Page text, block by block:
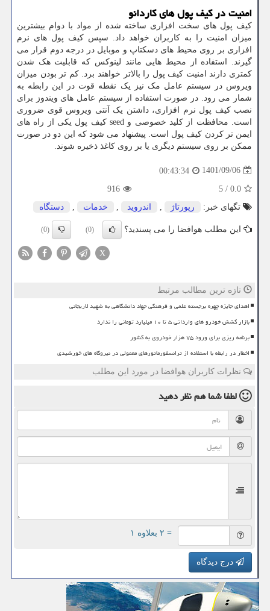
امنیت در کیف پول های کاردانو
کیف پول های سخت افزاری ساخته شده از مواد با دوام بیشترین
میزان امنیت را به کاربران خواهد داد. سپس کیف پول های نرم
افزاری بر روی محیط های دسکتاپ و موبایل در درجه دوم قرار می
گیرند. استفاده از محیط هایی مانند لینوکس که قابلیت هک شدن
کمتری دارند امنیت کیف پول را بالاتر خواهند برد. کم تر بودن میزان
ویروس در سیستم عامل مک نیز یک نقطه قوت در این رابطه به
شمار می رود. در صورت استفاده از سیستم عامل های ویندوز برای
نصب کیف پول نرم افزاری، داشتن یک آنتی ویروس قوی ضروری
است. محافظت از کلید خصوصی و seed کیف پول یکی از راه های
ایمن تر کردن کیف پول است. پیشنهاد می شود که این دو در صورت
ممکن بر روی سیستم دیگری یا بر روی کاغذ ذخیره شوند.
1401/09/06
00:43:34
0.0
/
5
916
تگهای خبر:
رپورتاژ , اندروید , خدمات , دستگاه
این مطلب هوافضا را می پسندید؟ (0)
(0)
X
تازه ترین مطالب مرتبط
اهدای جایزه چهره برجسته علمی و فرهنگی جهاد دانشگاهی به شهید لاریجانی
بازار کشش خودرو های وارداتی ۵ تا ۱۰ میلیارد تومانی را ندارد
برنامه ریزی برای ورود ۷۵ هزار خودروی به کشور
اخطار در رابطه با استفاده از ترانسفورماتورهای معمولی در نیروگاه های خورشیدی
نظرات کاربران هوافضا در مورد این مطلب
لطفا شما همنظر دهید
= ۲ بعلاوه ۱
درج دیدگاه